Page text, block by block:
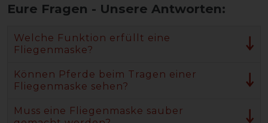
Eure Fragen - Unsere Antworten:
Welche Funktion erfüllt eine
Fliegenmaske?
Können Pferde beim Tragen einer
Fliegenmaske sehen?
Muss eine Fliegenmaske sauber